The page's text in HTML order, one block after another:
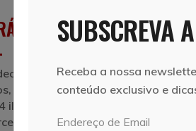
PELAS ILHAS DO
atirar-nos às
à natureza e ao descanso
do Grupo Central. Pico,
Neste artigo
SUBSCREVA
Receba a nossa
conteúdo exclusivo e
Endereço de Email